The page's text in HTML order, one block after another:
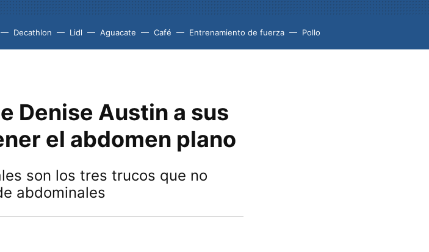
Decathlon Lidl Aguacate Café Entrenamiento de fuerza Pollo
Denise Austin a sus
el abdomen plano
son los tres trucos que no
abdominales